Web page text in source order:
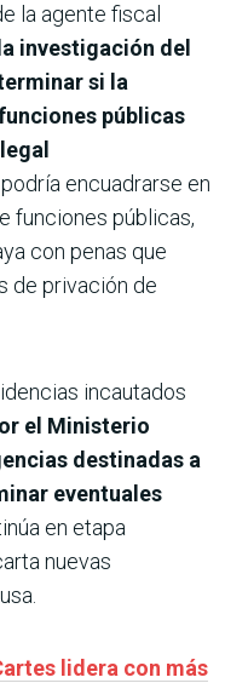
la agente fiscal
la investigación del
si la
públicas
encuadrarse en
funciones públicas,
con penas que
de privación de
incautados
el Ministerio
destinadas a
eventuales
en etapa
nuevas
lidera con más